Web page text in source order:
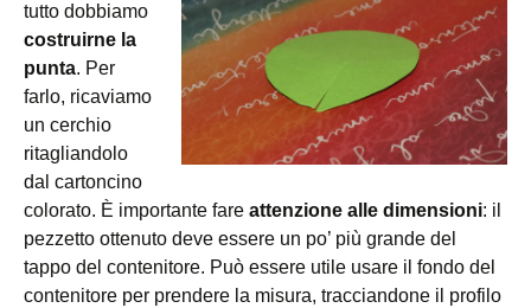
tutto dobbiamo
costruirne la
punta. Per
farlo, ricaviamo
un cerchio
ritagliandolo
dal cartoncino
colorato. È importante fare attenzione alle dimensioni: il
pezzetto ottenuto deve essere un po’ più grande del
tappo del contenitore. Può essere utile usare il fondo del
contenitore per prendere la misura, tracciandone il profilo